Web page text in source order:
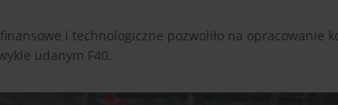
i technologiczne pozwoliło na opracowanie
udanym F40.